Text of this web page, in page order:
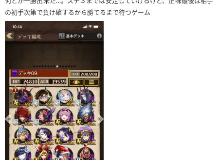
の初手次第で負け確するから勝てるまで待つゲーム